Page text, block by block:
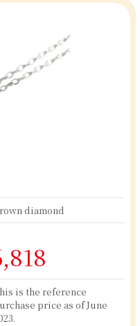
diamond
is the reference
price as of June